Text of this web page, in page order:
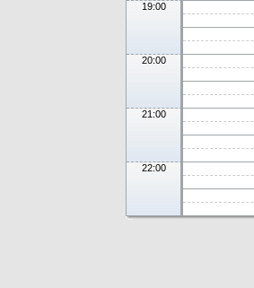
19:00
20:00
21:00
22:00